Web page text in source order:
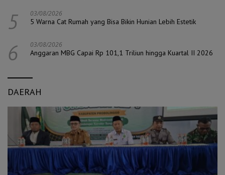
5 03/08/2026
5 Warna Cat Rumah yang Bisa Bikin Hunian Lebih Estetik
6 03/08/2026
Anggaran MBG Capai Rp 101,1 Triliun hingga Kuartal II 2026
DAERAH